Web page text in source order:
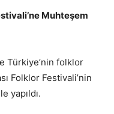
Muhteşem
Türkiye’nin folklor
Folklor Festivali’nin
yapıldı.